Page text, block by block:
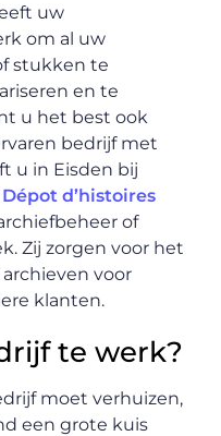
uw
om al uw
stukken te
en te
u het best ook
bedrijf met
u in Eisden bij
Dépot d’histoires
of
Zij zorgen voor het
voor
klanten.
te werk?
moet verhuizen,
een grote kuis